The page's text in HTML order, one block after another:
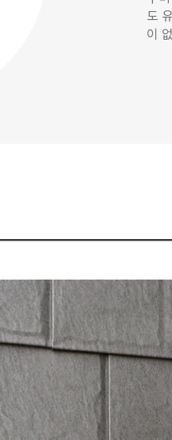
도
이